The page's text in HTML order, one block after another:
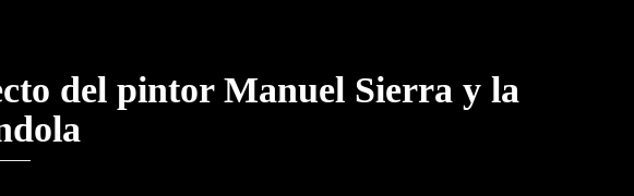
del pintor Manuel Sierra y la